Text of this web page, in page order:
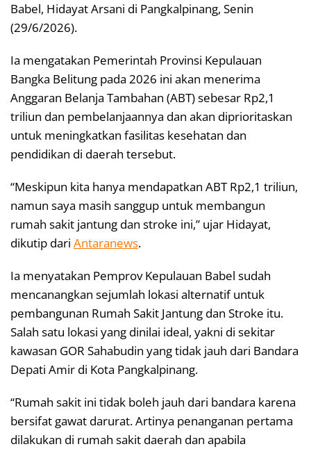
Babel, Hidayat Arsani di Pangkalpinang, Senin
(29/6/2026).
Ia mengatakan Pemerintah Provinsi Kepulauan
Bangka Belitung pada 2026 ini akan menerima
Anggaran Belanja Tambahan (ABT) sebesar Rp2,1
triliun dan pembelanjaannya dan akan diprioritaskan
untuk meningkatkan fasilitas kesehatan dan
pendidikan di daerah tersebut.
“Meskipun kita hanya mendapatkan ABT Rp2,1 triliun,
namun saya masih sanggup untuk membangun
rumah sakit jantung dan stroke ini,” ujar Hidayat,
dikutip dari Antaranews.
Ia menyatakan Pemprov Kepulauan Babel sudah
mencanangkan sejumlah lokasi alternatif untuk
pembangunan Rumah Sakit Jantung dan Stroke itu.
Salah satu lokasi yang dinilai ideal, yakni di sekitar
kawasan GOR Sahabudin yang tidak jauh dari Bandara
Depati Amir di Kota Pangkalpinang.
“Rumah sakit ini tidak boleh jauh dari bandara karena
bersifat gawat darurat. Artinya penanganan pertama
dilakukan di rumah sakit daerah dan apabila